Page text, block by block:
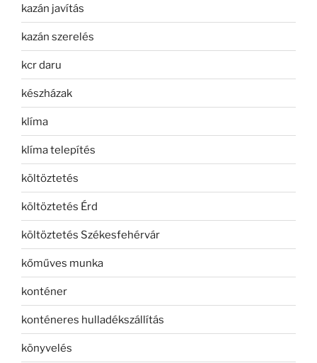
kazán javítás
kazán szerelés
kcr daru
készházak
klíma
klíma telepítés
költöztetés
költöztetés Érd
költöztetés Székesfehérvár
kőműves munka
konténer
konténeres hulladékszállítás
könyvelés